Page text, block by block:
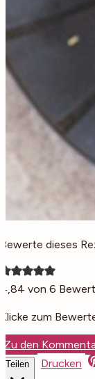
Bewerte dieses
4,84 von 6
Klicke zum
Zu den
Teilen Drucken